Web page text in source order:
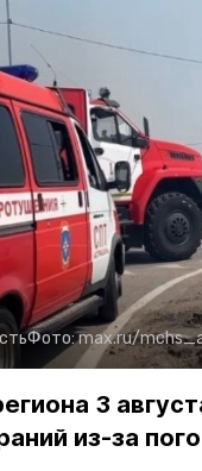
Фото:max.ru/
3
из-за